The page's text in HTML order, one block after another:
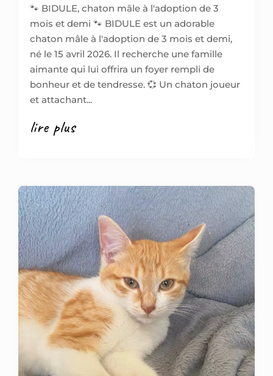
🐾 BIDULE, chaton mâle à l'adoption de 3
mois et demi 🐾 BIDULE est un adorable
chaton mâle à l'adoption de 3 mois et demi,
né le 15 avril 2026. Il recherche une famille
aimante qui lui offrira un foyer rempli de
bonheur et de tendresse. 💞 Un chaton joueur
et attachant...
lire plus